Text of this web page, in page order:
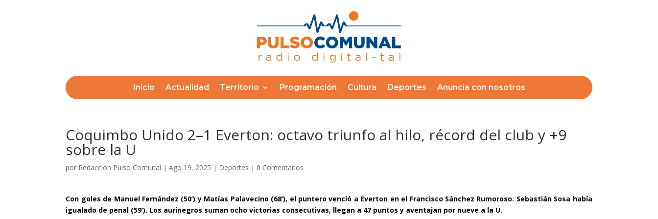
Inicio Actualidad Territorio Programación Cultura Deportes Anuncia con nosotros
Coquimbo Unido 2–1 Everton: octavo triunfo al hilo, récord del club y +9
sobre la U
por Redacción Pulso Comunal |Ago 19, 2025 | Deportes | 0 Comentarios
Con goles de Manuel Fernández (50’) y Matías Palavecino (68’), el puntero venció a Everton en el Francisco Sánchez Rumoroso. Sebastián Sosa había
igualado de penal (59’). Los aurinegros suman ocho victorias consecutivas, llegan a 47 puntos y aventajan por nueve a la U.